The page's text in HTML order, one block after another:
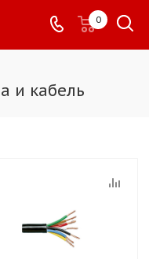
0
и кабель